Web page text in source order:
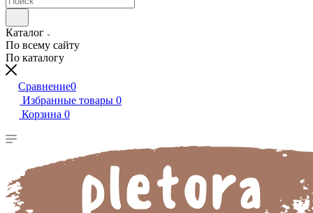
Каталог
По всему сайту
По каталогу
Сравнение0
Избранные товары 0
Корзина 0